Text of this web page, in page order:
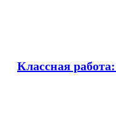
Классная